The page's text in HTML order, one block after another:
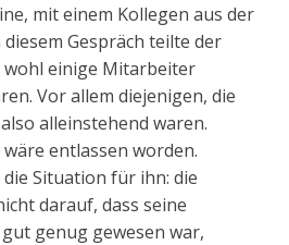
mit einem Kollegen aus der
Gespräch teilte der
wohl einige Mitarbeiter
Vor allem diejenigen, die
alleinstehend waren.
entlassen worden.
Situation für ihn: die
darauf, dass seine
genug gewesen war,